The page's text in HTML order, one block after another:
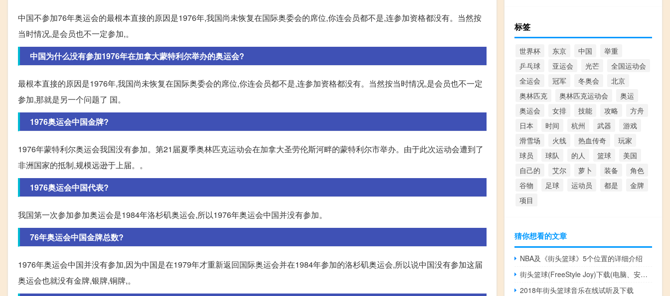
中国不参加76年奥运会的最根本直接的原因是1976年,我国尚未恢复在国际奥委会的席位,你连会员都不是,连参加资格都没有。当然按
当时情况,是会员也不一定参加,。
中国为什么没有参加1976年在加拿大蒙特利尔举办的奥运会?
最根本直接的原因是1976年,我国尚未恢复在国际奥委会的席位,你连会员都不是,连参加资格都没有。当然按当时情况,是会员也不一定
参加,那就是另一个问题了 国。
1976奥运会中国金牌?
1976年蒙特利尔奥运会我国没有参加。第21届夏季奥林匹克运动会在加拿大圣劳伦斯河畔的蒙特利尔市举办。由于此次运动会遭到了
非洲国家的抵制,规模远逊于上届。。
1976奥运会中国代表?
我国第一次参加参加奥运会是1984年洛杉矶奥运会,所以1976年奥运会中国并没有参加。
76年奥运会中国金牌总数?
1976年奥运会中国并没有参加,因为中国是在1979年才重新返回国际奥运会并在1984年参加的洛杉矶奥运会,所以说中国没有参加这届
奥运会也就没有金牌,银牌,铜牌,。
标签
世界杯 东京 中国
举重
乒乓球
亚运会 光芒
全国运动会
全运会
冠军 冬奥会
北京
奥林匹克
奥林匹克运动会
奥运
奥运会
女排 技能 攻略
方舟
日本
时间 杭州 武器
游戏
滑雪场
火线 热血传奇
玩家
球员
球队 的人 篮球
美国
自己的
艾尔 萝卜 装备
角色
谷物
足球 运动员 都是
金牌
项目
猜你想看的文章
NBA及《街头篮球》5个位置的详细介绍
街头篮球(FreeStyle Joy)下载(电脑、安卓和IOS所有版本)
2018年街头篮球音乐在线试听及下载